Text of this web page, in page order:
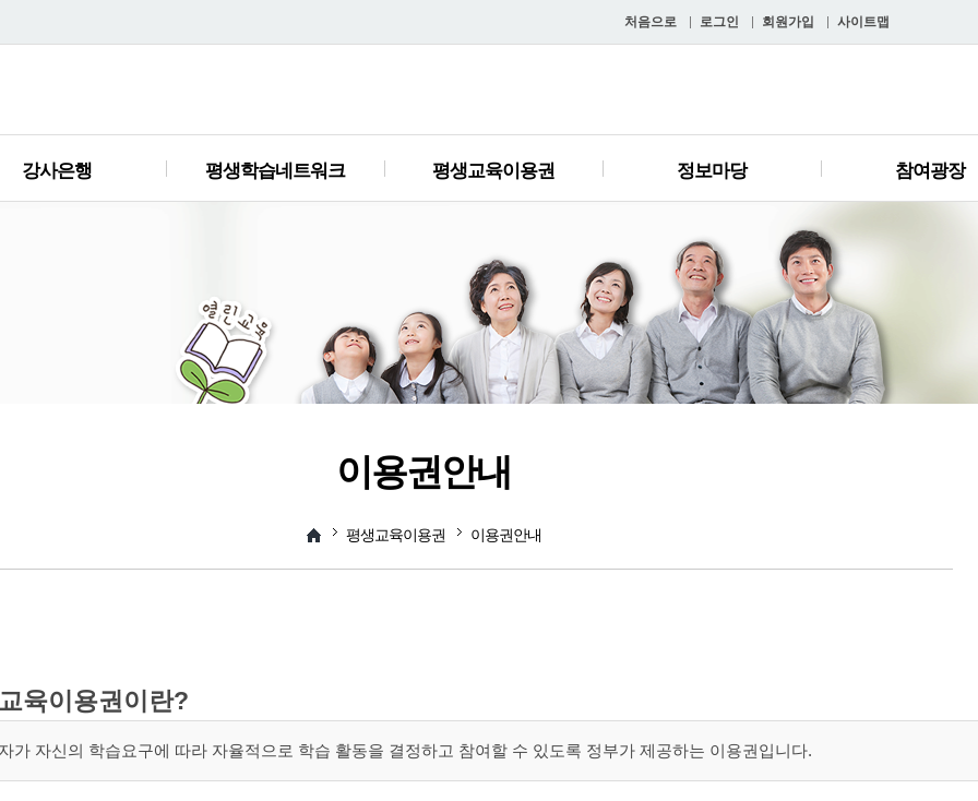
처음으로 로그인 회원가입 사이트맵
강사은행 평생학습네트워크 평생교육이용권 정보마당 참여광장
이용권안내
평생교육이용권 이용권안내
육이용권이란?
가 자신의 학습요구에 따라 자율적으로 학습 활동을 결정하고 참여할 수 있도록 정부가 제공하는 이용권입니다.